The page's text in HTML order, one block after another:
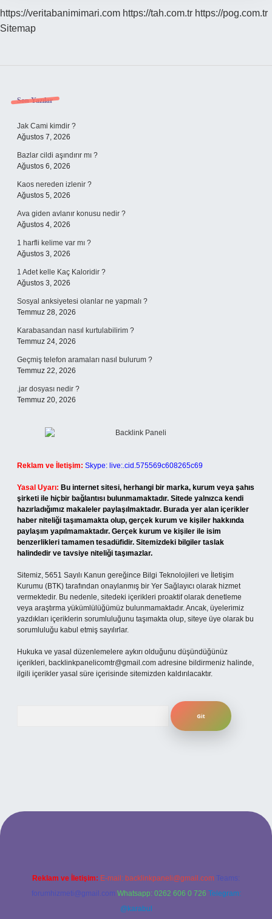
https://veritabanimimari.com https://tah.com.tr https://pog.com.tr
Sitemap
Sidebar
Son Yazılar
Jak Cami kimdir ?
Ağustos 7, 2026
Bazlar cildi aşındırır mı ?
Ağustos 6, 2026
Kaos nereden izlenir ?
Ağustos 5, 2026
Ava giden avlanır konusu nedir ?
Ağustos 4, 2026
1 harfli kelime var mı ?
Ağustos 3, 2026
1 Adet kelle Kaç Kaloridir ?
Ağustos 3, 2026
Sosyal anksiyetesi olanlar ne yapmalı ?
Temmuz 28, 2026
Karabasandan nasıl kurtulabilirim ?
Temmuz 24, 2026
Geçmiş telefon aramaları nasıl bulurum ?
Temmuz 22, 2026
.jar dosyası nedir ?
Temmuz 20, 2026
Reklam ve İletişim: Skype: live:.cid.575569c608265c69
Yasal Uyarı: Bu internet sitesi, herhangi bir marka, kurum veya şahıs
şirketi ile hiçbir bağlantısı bulunmamaktadır. Sitede yalnızca kendi
hazırladığımız makaleler paylaşılmaktadır. Burada yer alan içerikler
haber niteliği taşımamakta olup, gerçek kurum ve kişiler hakkında
paylaşım yapılmamaktadır. Gerçek kurum ve kişiler ile isim
benzerlikleri tamamen tesadüfidir. Sitemizdeki bilgiler taslak
halindedir ve tavsiye niteliği taşımazlar.
Sitemiz, 5651 Sayılı Kanun gereğince Bilgi Teknolojileri ve İletişim
Kurumu (BTK) tarafından onaylanmış bir Yer Sağlayıcı olarak hizmet
vermektedir. Bu nedenle, sitedeki içerikleri proaktif olarak denetleme
veya araştırma yükümlülüğümüz bulunmamaktadır. Ancak, üyelerimiz
yazdıkları içeriklerin sorumluluğunu taşımakta olup, siteye üye olarak bu
sorumluluğu kabul etmiş sayılırlar.
Hukuka ve yasal düzenlemelere aykırı olduğunu düşündüğünüz
içerikleri, backlinkpanelicomtr@gmail.com adresine bildirmeniz halinde,
ilgili içerikler yasal süre içerisinde sitemizden kaldırılacaktır.
giriş adresi
Reklam ve İletişim: E-mail: backlinkpaneli@gmail.com Teams:
forumhizmeti@gmail.com Whatsapp: 0262 606 0 726 Telegram:
@karabul